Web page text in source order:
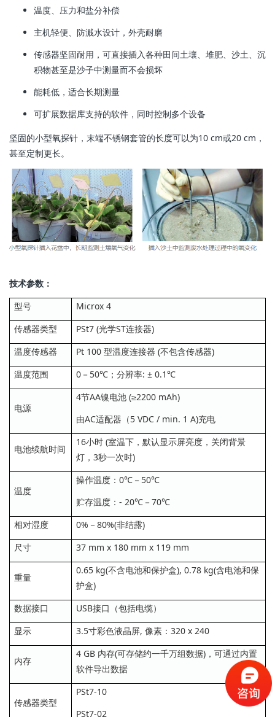
温度、压力和盐分补偿
主机轻便、防溅水设计，外壳耐磨
传感器坚固耐用，可直接插入各种田间土壤、堆肥、沙土、沉
积物甚至是沙子中测量而不会损坏
能耗低，适合长期测量
可扩展数据库支持的软件，同时控制多个设备
坚固的小型氧探针，末端不锈钢套管的长度可以为10 cm或20 cm，
甚至定制更长。
技术参数：
型号
Microx 4
传感器类型
PSt7 (光学ST连接器)
温度传感器
Pt 100 型温度连接器 (不包含传感器)
温度范围
0－50℃；分辨率: ± 0.1℃
电源
4节AA镍电池 (≥2200 mAh)
由AC适配器（5 VDC / min. 1 A)充电
电池续航时间
16小时 (室温下，默认显示屏亮度，关闭背景
灯，3秒一次时)
温度
操作温度：0℃－50℃
贮存温度：- 20℃－70℃
相对湿度
0%－80%(非结露)
尺寸
37 mm x 180 mm x 119 mm
重量
0.65 kg(不含电池和保护盒), 0.78 kg(含电池和保
护盒)
数据接口
USB接口（包括电缆）
显示
3.5寸彩色液晶屏, 像素：320 x 240
内存
4 GB 内存(可存储约一千万组数据)，可通过内置
软件导出数据
传感器类型
PSt7-10
PSt7-02